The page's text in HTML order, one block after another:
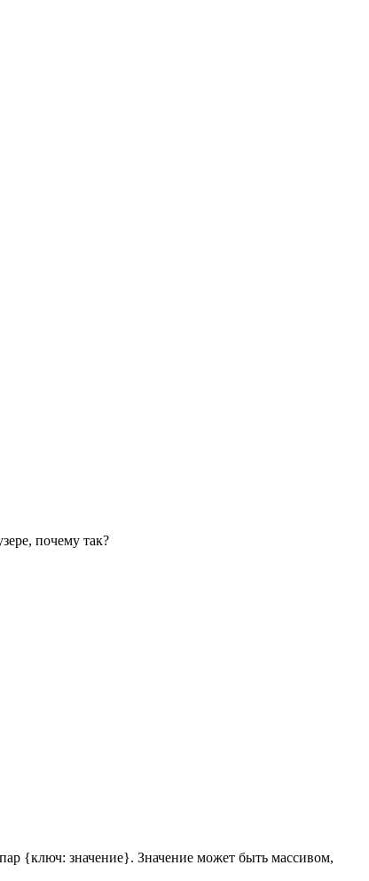
почему так?
{ключ: значение}. Значение может быть массивом,